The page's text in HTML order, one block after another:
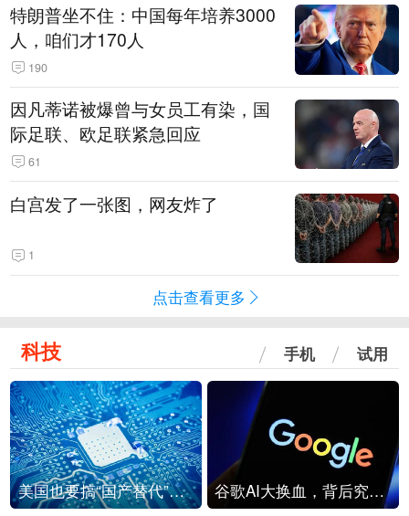
特朗普坐不住：中国每年培养3000
人，咱们才170人
190
因凡蒂诺被爆曾与女员工有染，国
际足联、欧足联紧急回应
61
白宫发了一张图，网友炸了
1
点击查看更多
科技 手机 试用
美国也要搞“国产替代”？先算清三笔账 谷歌AI大换血，背后究竟发生了什么？